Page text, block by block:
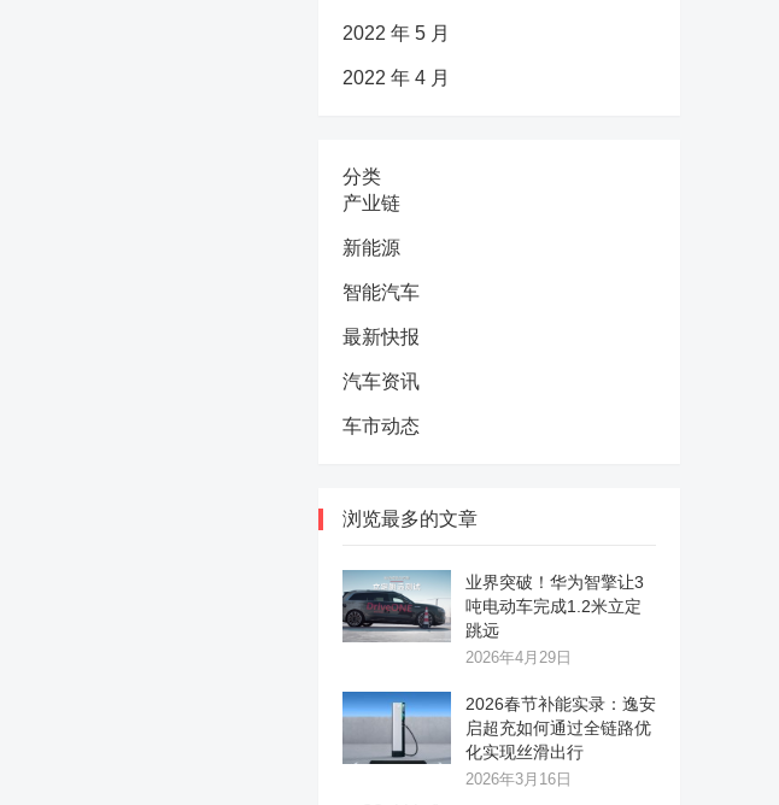
2022 年 5 月
2022 年 4 月
分类
产业链
新能源
智能汽车
最新快报
汽车资讯
车市动态
浏览最多的文章
业界突破！华为智擎让3
吨电动车完成1.2米立定
跳远
2026年4月29日
2026春节补能实录：逸安
启超充如何通过全链路优
化实现丝滑出行
2026年3月16日